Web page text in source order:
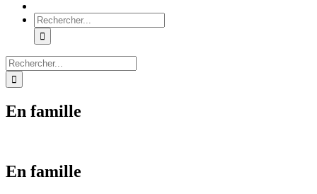
Rechercher:
Rechercher:
En famille
En famille